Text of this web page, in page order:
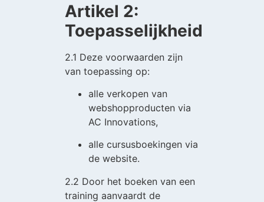
Artikel 2:
Toepasselijkheid
2.1 Deze voorwaarden zijn
van toepassing op:
alle verkopen van
webshopproducten via
AC Innovations,
alle cursusboekingen via
de website.
2.2 Door het boeken van een
training aanvaardt de